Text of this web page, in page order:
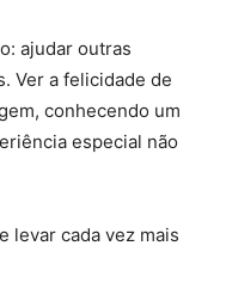
ajudar outras
Ver a felicidade de
conhecendo um
especial não
levar cada vez mais